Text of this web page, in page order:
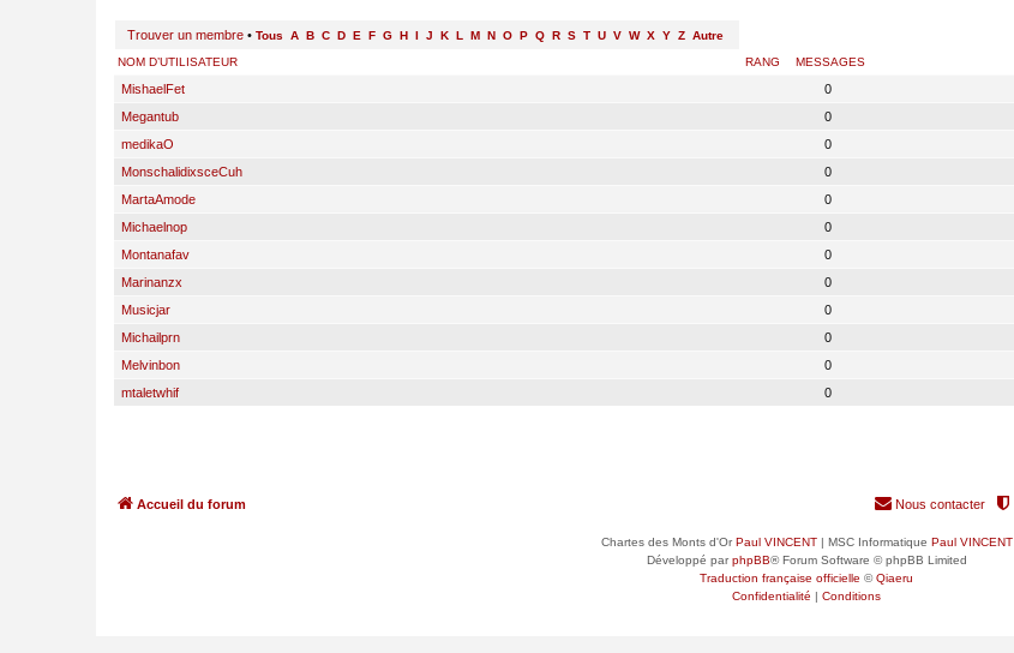
Trouver un membre • Tous A B C D E F G H I J K L M N O P Q R S T U V W X Y Z Autre
RANG
NOM D’UTILISATEUR MESSAGES
MishaelFet 0
Megantub
0
medikaO
0
MonschalidixsceCuh
0
MartaAmode
0
Michaelnop
0
Montanafav
0
Marinanzx
0
Musicjar
0
Michailprn
0
Melvinbon
0
mtaletwhif
0
Accueil du forum Nous contacter
Chartes des Monts d'OrPaul VINCENT| MSC Informatique Paul VINCENT
Développé parphpBB® Forum Software © phpBB Limited
Traduction française officielle ©Qiaeru
Confidentialité | Conditions